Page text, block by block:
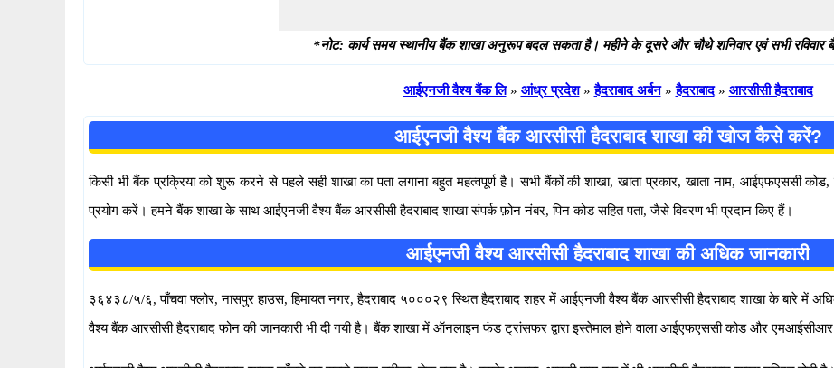
*नोट: कार्य समय स्थानीय बैंक शाखा अनुरूप बदल सकता है। महीने के दूसरे और चौथे शनिवार एवं सभी रविवार
आईएनजी वैश्य बैंक लि » आंध्र प्रदेश » हैदराबाद अर्बन » हैदराबाद » आरसीसी हैदराबाद
आईएनजी वैश्य बैंक आरसीसी हैदराबाद शाखा की खोज कैसे करें?
किसी भी बैंक प्रक्रिया को शुरू करने से पहले सही शाखा का पता लगाना बहुत महत्वपूर्ण है। सभी बैंकों की शाखा, खाता प्रकार, खाता नाम, आईएफएससी
प्रयोग करें। हमने बैंक शाखा के साथ आईएनजी वैश्य बैंक आरसीसी हैदराबाद शाखा संपर्क फ़ोन नंबर, पिन कोड सहित पता, जैसे विवरण भी प्रदान किए हैं।
आईएनजी वैश्य आरसीसी हैदराबाद शाखा की अधिक जानकारी
३६४३८/५/६, पाँचवा फ्लोर, नासपुर हाउस, हिमायत नगर, हैदराबाद ५०००२९ स्थित हैदराबाद शहर में आईएनजी वैश्य बैंक आरसीसी हैदराबाद शाखा के बारे में
वैश्य बैंक आरसीसी हैदराबाद फोन की जानकारी भी दी गयी है। बैंक शाखा में ऑनलाइन फंड ट्रांसफर द्वारा इस्तेमाल होने वाला आईएफएससी कोड और